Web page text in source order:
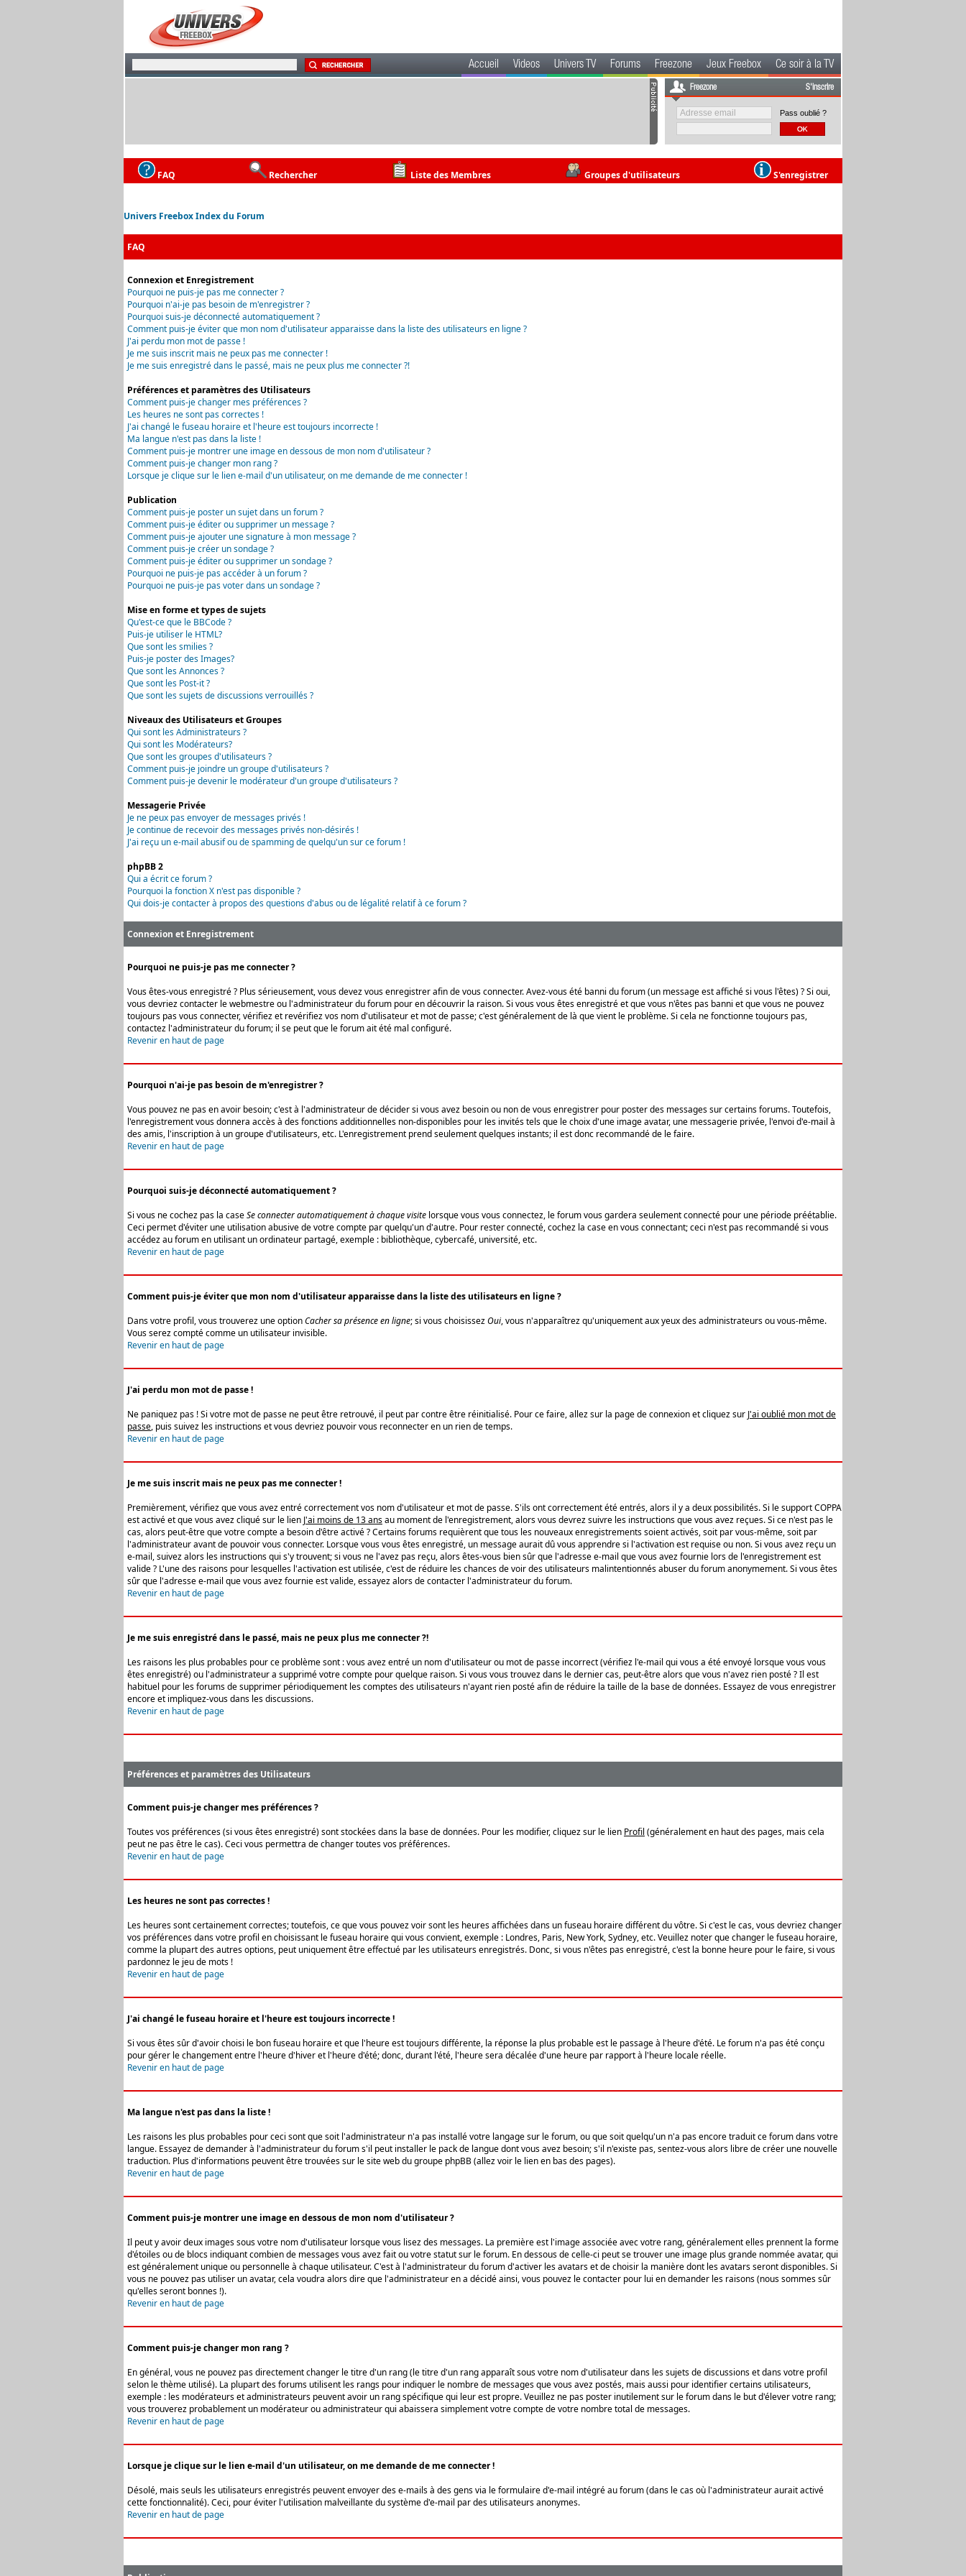
Accueil Videos Univers TV Forums Freezone Jeux Freebox Ce soir à la TV
Freezone S'inscrire
Pass oublié ?
FAQ Rechercher Liste des Membres Groupes d'utilisateurs S'enregistrer
Univers Freebox Index du Forum
FAQ
Connexion et Enregistrement
Pourquoi ne puis-je pas me connecter ?
Pourquoi n'ai-je pas besoin de m'enregistrer ?
Pourquoi suis-je déconnecté automatiquement ?
Comment puis-je éviter que mon nom d'utilisateur apparaisse dans la liste des utilisateurs en ligne ?
J'ai perdu mon mot de passe !
Je me suis inscrit mais ne peux pas me connecter !
Je me suis enregistré dans le passé, mais ne peux plus me connecter ?!
Préférences et paramètres des Utilisateurs
Comment puis-je changer mes préférences ?
Les heures ne sont pas correctes !
J'ai changé le fuseau horaire et l'heure est toujours incorrecte !
Ma langue n'est pas dans la liste !
Comment puis-je montrer une image en dessous de mon nom d'utilisateur ?
Comment puis-je changer mon rang ?
Lorsque je clique sur le lien e-mail d'un utilisateur, on me demande de me connecter !
Publication
Comment puis-je poster un sujet dans un forum ?
Comment puis-je éditer ou supprimer un message ?
Comment puis-je ajouter une signature à mon message ?
Comment puis-je créer un sondage ?
Comment puis-je éditer ou supprimer un sondage ?
Pourquoi ne puis-je pas accéder à un forum ?
Pourquoi ne puis-je pas voter dans un sondage ?
Mise en forme et types de sujets
Qu'est-ce que le BBCode ?
Puis-je utiliser le HTML?
Que sont les smilies ?
Puis-je poster des Images?
Que sont les Annonces ?
Que sont les Post-it ?
Que sont les sujets de discussions verrouillés ?
Niveaux des Utilisateurs et Groupes
Qui sont les Administrateurs ?
Qui sont les Modérateurs?
Que sont les groupes d'utilisateurs ?
Comment puis-je joindre un groupe d'utilisateurs ?
Comment puis-je devenir le modérateur d'un groupe d'utilisateurs ?
Messagerie Privée
Je ne peux pas envoyer de messages privés !
Je continue de recevoir des messages privés non-désirés !
J'ai reçu un e-mail abusif ou de spamming de quelqu'un sur ce forum !
phpBB 2
Qui a écrit ce forum ?
Pourquoi la fonction X n'est pas disponible ?
Qui dois-je contacter à propos des questions d'abus ou de légalité relatif à ce forum ?
Connexion et Enregistrement
Pourquoi ne puis-je pas me connecter ?
Vous êtes-vous enregistré ? Plus sérieusement, vous devez vous enregistrer afin de vous connecter. Avez-vous été banni du forum (un message est affiché si vous l'êtes) ? Si oui,
vous devriez contacter le webmestre ou l'administrateur du forum pour en découvrir la raison. Si vous vous êtes enregistré et que vous n'êtes pas banni et que vous ne pouvez
toujours pas vous connecter, vérifiez et revérifiez vos nom d'utilisateur et mot de passe; c'est généralement de là que vient le problème. Si cela ne fonctionne toujours pas,
contactez l'administrateur du forum; il se peut que le forum ait été mal configuré.
Revenir en haut de page
Pourquoi n'ai-je pas besoin de m'enregistrer ?
Vous pouvez ne pas en avoir besoin; c'est à l'administrateur de décider si vous avez besoin ou non de vous enregistrer pour poster des messages sur certains forums. Toutefois,
l'enregistrement vous donnera accès à des fonctions additionnelles non-disponibles pour les invités tels que le choix d'une image avatar, une messagerie privée, l'envoi d'e-mail à
des amis, l'inscription à un groupe d'utilisateurs, etc. L'enregistrement prend seulement quelques instants; il est donc recommandé de le faire.
Revenir en haut de page
Pourquoi suis-je déconnecté automatiquement ?
Si vous ne cochez pas la caseSe connecter automatiquement à chaque visite lorsque vous vous connectez, le forum vous gardera seulement connecté pour une période préétablie.
Ceci permet d'éviter une utilisation abusive de votre compte par quelqu'un d'autre. Pour rester connecté, cochez la case en vous connectant; ceci n'est pas recommandé si vous
accédez au forum en utilisant un ordinateur partagé, exemple : bibliothèque, cybercafé, université, etc.
Revenir en haut de page
Comment puis-je éviter que mon nom d'utilisateur apparaisse dans la liste des utilisateurs en ligne ?
Dans votre profil, vous trouverez une optionCacher sa présence en ligne; si vous choisissezOui, vous n'apparaîtrez qu'uniquement aux yeux des administrateurs ou vous-même.
Vous serez compté comme un utilisateur invisible.
Revenir en haut de page
J'ai perdu mon mot de passe !
Ne paniquez pas ! Si votre mot de passe ne peut être retrouvé, il peut par contre être réinitialisé. Pour ce faire, allez sur la page de connexion et cliquez sur J'ai oublié mon mot de
passe, puis suivez les instructions et vous devriez pouvoir vous reconnecter en un rien de temps.
Revenir en haut de page
Je me suis inscrit mais ne peux pas me connecter !
Premièrement, vérifiez que vous avez entré correctement vos nom d'utilisateur et mot de passe. S'ils ont correctement été entrés, alors il y a deux possibilités. Si le support COPPA
est activé et que vous avez cliqué sur le lien J'ai moins de 13 ansau moment de l'enregistrement, alors vous devrez suivre les instructions que vous avez reçues. Si ce n'est pas le
cas, alors peut-être que votre compte a besoin d'être activé ? Certains forums requièrent que tous les nouveaux enregistrements soient activés, soit par vous-même, soit par
l'administrateur avant de pouvoir vous connecter. Lorsque vous vous êtes enregistré, un message aurait dû vous apprendre si l'activation est requise ou non. Si vous avez reçu un
e-mail, suivez alors les instructions qui s'y trouvent; si vous ne l'avez pas reçu, alors êtes-vous bien sûr que l'adresse e-mail que vous avez fournie lors de l'enregistrement est
valide ? L'une des raisons pour lesquelles l'activation est utilisée, c'est de réduire les chances de voir des utilisateurs malintentionnés abuser du forum anonymement. Si vous êtes
sûr que l'adresse e-mail que vous avez fournie est valide, essayez alors de contacter l'administrateur du forum.
Revenir en haut de page
Je me suis enregistré dans le passé, mais ne peux plus me connecter ?!
Les raisons les plus probables pour ce problème sont : vous avez entré un nom d'utilisateur ou mot de passe incorrect (vérifiez l'e-mail qui vous a été envoyé lorsque vous vous
êtes enregistré) ou l'administrateur a supprimé votre compte pour quelque raison. Si vous vous trouvez dans le dernier cas, peut-être alors que vous n'avez rien posté ? Il est
habituel pour les forums de supprimer périodiquement les comptes des utilisateurs n'ayant rien posté afin de réduire la taille de la base de données. Essayez de vous enregistrer
encore et impliquez-vous dans les discussions.
Revenir en haut de page
Préférences et paramètres des Utilisateurs
Comment puis-je changer mes préférences ?
Toutes vos préférences (si vous êtes enregistré) sont stockées dans la base de données. Pour les modifier, cliquez sur le lien Profil (généralement en haut des pages, mais cela
peut ne pas être le cas). Ceci vous permettra de changer toutes vos préférences.
Revenir en haut de page
Les heures ne sont pas correctes !
Les heures sont certainement correctes; toutefois, ce que vous pouvez voir sont les heures affichées dans un fuseau horaire différent du vôtre. Si c'est le cas, vous devriez changer
vos préférences dans votre profil en choisissant le fuseau horaire qui vous convient, exemple : Londres, Paris, New York, Sydney, etc. Veuillez noter que changer le fuseau horaire,
comme la plupart des autres options, peut uniquement être effectué par les utilisateurs enregistrés. Donc, si vous n'êtes pas enregistré, c'est la bonne heure pour le faire, si vous
pardonnez le jeu de mots !
Revenir en haut de page
J'ai changé le fuseau horaire et l'heure est toujours incorrecte !
Si vous êtes sûr d'avoir choisi le bon fuseau horaire et que l'heure est toujours différente, la réponse la plus probable est le passage à l'heure d'été. Le forum n'a pas été conçu
pour gérer le changement entre l'heure d'hiver et l'heure d'été; donc, durant l'été, l'heure sera décalée d'une heure par rapport à l'heure locale réelle.
Revenir en haut de page
Ma langue n'est pas dans la liste !
Les raisons les plus probables pour ceci sont que soit l'administrateur n'a pas installé votre langage sur le forum, ou que soit quelqu'un n'a pas encore traduit ce forum dans votre
langue. Essayez de demander à l'administrateur du forum s'il peut installer le pack de langue dont vous avez besoin; s'il n'existe pas, sentez-vous alors libre de créer une nouvelle
traduction. Plus d'informations peuvent être trouvées sur le site web du groupe phpBB (allez voir le lien en bas des pages).
Revenir en haut de page
Comment puis-je montrer une image en dessous de mon nom d'utilisateur ?
Il peut y avoir deux images sous votre nom d'utilisateur lorsque vous lisez des messages. La première est l'image associée avec votre rang, généralement elles prennent la forme
d'étoiles ou de blocs indiquant combien de messages vous avez fait ou votre statut sur le forum. En dessous de celle-ci peut se trouver une image plus grande nommée avatar, qui
est généralement unique ou personnelle à chaque utilisateur. C'est à l'administrateur du forum d'activer les avatars et de choisir la manière dont les avatars seront disponibles. Si
vous ne pouvez pas utiliser un avatar, cela voudra alors dire que l'administrateur en a décidé ainsi, vous pouvez le contacter pour lui en demander les raisons (nous sommes sûr
qu'elles seront bonnes !).
Revenir en haut de page
Comment puis-je changer mon rang ?
En général, vous ne pouvez pas directement changer le titre d'un rang (le titre d'un rang apparaît sous votre nom d'utilisateur dans les sujets de discussions et dans votre profil
selon le thème utilisé). La plupart des forums utilisent les rangs pour indiquer le nombre de messages que vous avez postés, mais aussi pour identifier certains utilisateurs,
exemple : les modérateurs et administrateurs peuvent avoir un rang spécifique qui leur est propre. Veuillez ne pas poster inutilement sur le forum dans le but d'élever votre rang;
vous trouverez probablement un modérateur ou administrateur qui abaissera simplement votre compte de votre nombre total de messages.
Revenir en haut de page
Lorsque je clique sur le lien e-mail d'un utilisateur, on me demande de me connecter !
Désolé, mais seuls les utilisateurs enregistrés peuvent envoyer des e-mails à des gens via le formulaire d'e-mail intégré au forum (dans le cas où l'administrateur aurait activé
cette fonctionnalité). Ceci, pour éviter l'utilisation malveillante du système d'e-mail par des utilisateurs anonymes.
Revenir en haut de page